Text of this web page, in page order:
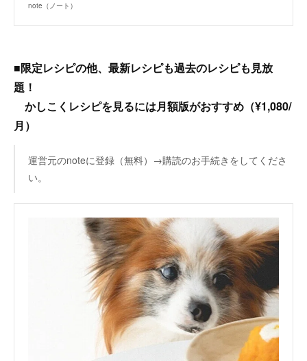
note（ノート）
■限定レシピの他、最新レシピも過去のレシピも見放
題！
かしこくレシピを見るには月額版がおすすめ（¥1,080/
月）
運営元のnoteに登録（無料）→購読のお手続きをしてくださ
い。